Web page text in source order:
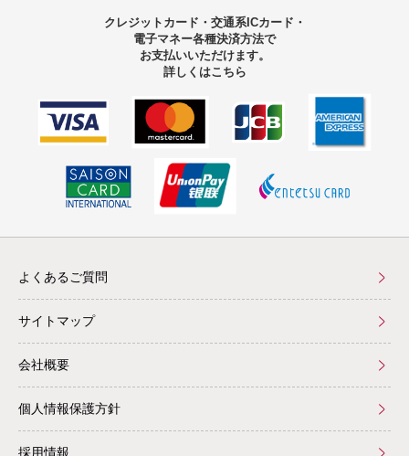
クレジットカード・交通系ICカード・
電子マネー各種決済方法で
お支払いいただけます。
詳しくはこちら
よくあるご質問
サイトマップ
会社概要
個人情報保護方針
採用情報